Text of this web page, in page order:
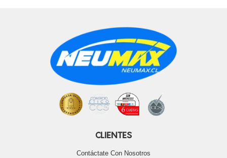
CLIENTES
Contáctate Con Nosotros